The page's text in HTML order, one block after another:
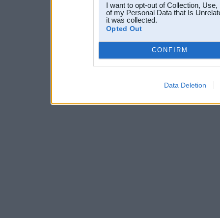
I want to opt-out of Collection,
of my Personal Data that Is
it was collected.
Opted Out
CONFIRM
Data Deletion